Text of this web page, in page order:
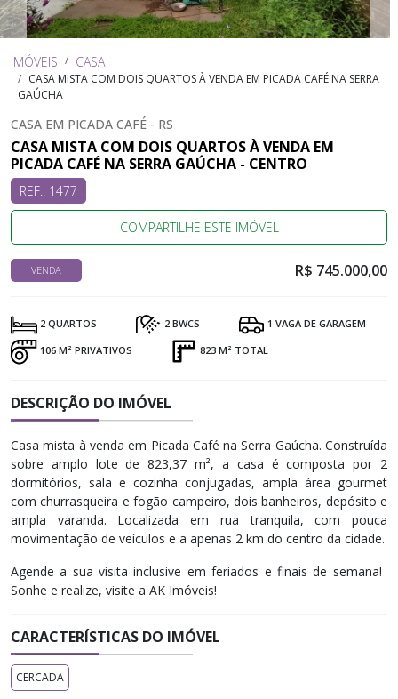
IMÓVEIS CASA
CASA MISTA COM DOIS QUARTOS À VENDA EM PICADA CAFÉ NA SERRA
GAÚCHA
CASA EM PICADA CAFÉ - RS
CASA MISTA COM DOIS QUARTOS À VENDA EM
PICADA CAFÉ NA SERRA GAÚCHA - CENTRO
REF:. 1477
COMPARTILHE ESTE IMÓVEL
VENDA R$ 745.000,00
2 QUARTOS 2 BWCS 1 VAGA DE GARAGEM
106 M² PRIVATIVOS 823 M² TOTAL
DESCRIÇÃO DO IMÓVEL
Casa mista à venda em Picada Café na Serra Gaúcha. Construída
sobre amplo lote de 823,37 m², a casa é composta por 2
dormitórios, sala e cozinha conjugadas, ampla área gourmet
com churrasqueira e fogão campeiro, dois banheiros, depósito e
ampla varanda. Localizada em rua tranquila, com pouca
movimentação de veículos e a apenas 2 km do centro da cidade.
Agende a sua visita inclusive em feriados e finais de semana! ​
Sonhe e realize, visite a AK Imóveis!
CARACTERÍSTICAS DO IMÓVEL
CERCADA